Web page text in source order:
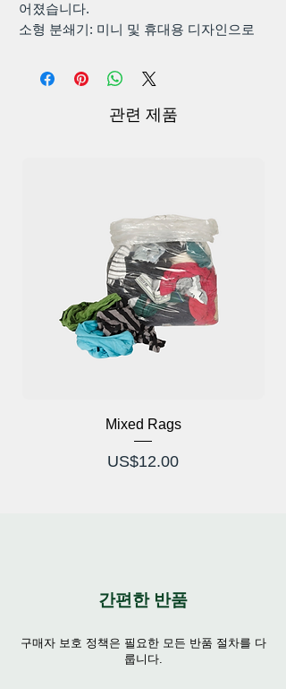
어졌습니다.
소형 분쇄기: 미니 및 휴대용 디자인으로
입력 슬롯: 미니 A6 형식 또는 접힌 A4 형
식 용지를 파쇄하기 위한 120mm 폭의 입
력 구멍이 있는 종이 절단기.
관련 제품
Mixed Rags
가격
US$12.00
간편한 반품
구매자 보호 정책은 필요한 모든 반품 절차를 다
룹니다.